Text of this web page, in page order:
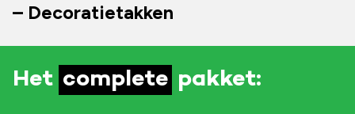
– Decoratietakken
Het complete pakket: